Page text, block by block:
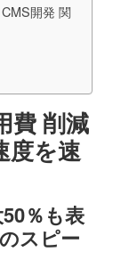
開発 関
費 削減
度を速
％も表
スピー